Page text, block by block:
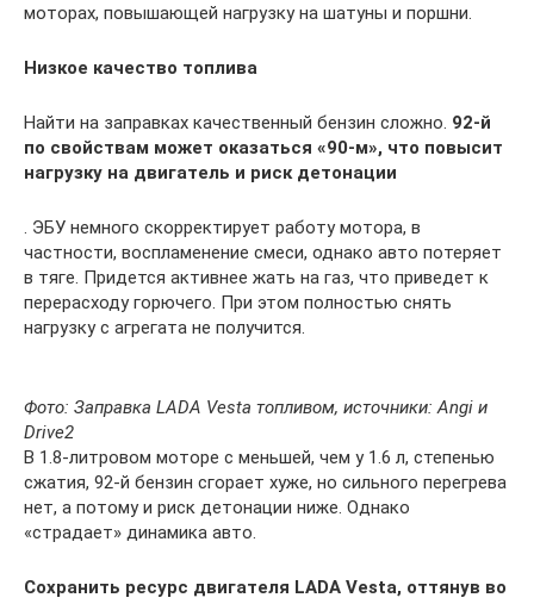
моторах, повышающей нагрузку на шатуны и поршни.
Низкое качество топлива
Найти на заправках качественный бензин сложно. 92-й
по свойствам может оказаться «90-м», что повысит
нагрузку на двигатель и риск детонации
. ЭБУ немного скорректирует работу мотора, в
частности, воспламенение смеси, однако авто потеряет
в тяге. Придется активнее жать на газ, что приведет к
перерасходу горючего. При этом полностью снять
нагрузку с агрегата не получится.
Фото: Заправка LADA Vesta топливом, источники: Angi и
Drive2
В 1.8-литровом моторе с меньшей, чем у 1.6 л, степенью
сжатия, 92-й бензин сгорает хуже, но сильного перегрева
нет, а потому и риск детонации ниже. Однако
«страдает» динамика авто.
Сохранить ресурс двигателя LADA Vesta, оттянув во